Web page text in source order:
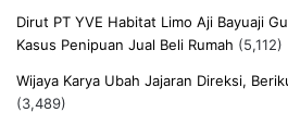
Dirut PT YVE Habitat Limo Aji Bayuaji
Kasus Penipuan Jual Beli Rumah (5,112)
Wijaya Karya Ubah Jajaran Direksi,
(3,489)